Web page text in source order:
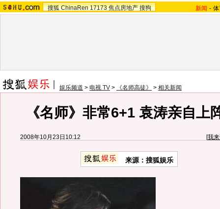
搜狐 ChinaRen 17173 焦点房地产 搜狗 新闻 -
娱乐频道 > 电视 TV > 《名师高徒》 > 相关新闻
《名师》非常6+1 袁涛亲自上
2008年10月23日10:12 [我
来源：搜狐娱乐